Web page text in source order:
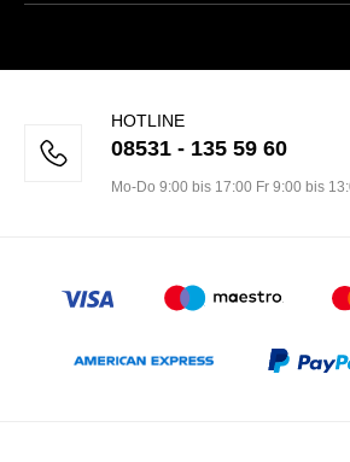
HOTLINE
08531 - 135 59 60
Mo-Do 9:00 bis 17:00 Fr 9:00 bis